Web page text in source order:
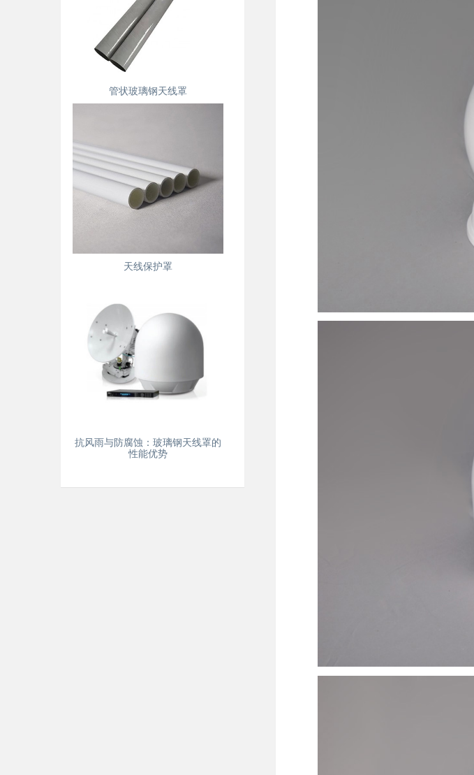
管状玻璃钢天线罩
天线保护罩
抗风雨与防腐蚀：玻璃钢天线罩的
性能优势